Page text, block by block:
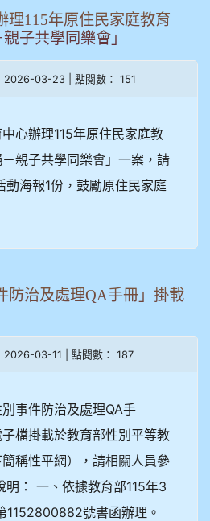
理115年原住民家庭教育
子共學同樂會」
| 2026-03-23 | 點閱數： 151
心辦理115年原住民家庭教
親子共學同樂會」一案，請
動海報1份，鼓勵原住民家庭
防治及處理QA手冊」掛載
| 2026-03-11 | 點閱數： 187
事件防治及處理QA手
檔掛載於教育部性別平等教
稱性平網），請相關人員參
明： 一、依據教育部115年3
1152800882號書函辦理。